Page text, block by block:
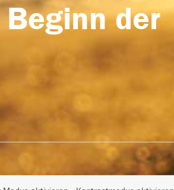
der